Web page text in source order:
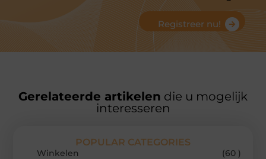
Registreer nu!
Gerelateerde artikelen die u mogelijk
interesseren
POPULAR CATEGORIES
Winkelen
(60 )